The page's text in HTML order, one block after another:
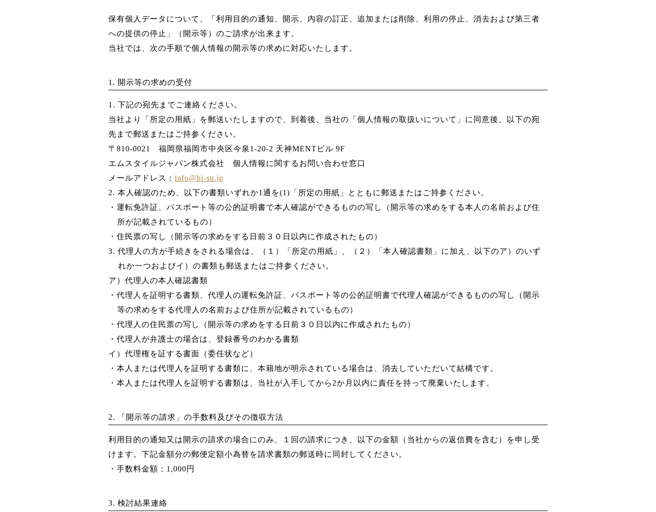
保有個人データについて、「利用目的の通知、開示、内容の訂正、追加または削除、利用の停止、消去および第三者
への提供の停止」（開示等）のご請求が出来ます。
当社では、次の手順で個人情報の開示等の求めに対応いたします。
1. 開示等の求めの受付
1. 下記の宛先までご連絡ください。
当社より「所定の用紙」を郵送いたしますので、到着後、当社の「個人情報の取扱いについて」に同意後、以下の宛
先まで郵送またはご持参ください。
〒810-0021 福岡県福岡市中央区今泉1-20-2 天神MENTビル 9F
エムスタイルジャパン株式会社 個人情報に関するお問い合わせ窓口
メールアドレス： info@bi-su.jp
2. 本人確認のため、以下の書類いずれか1通を(1)「所定の用紙」とともに郵送またはご持参ください。
・運転免許証、パスポート等の公的証明書で本人確認ができるものの写し（開示等の求めをする本人の名前および住
所が記載されているもの）
・住民票の写し（開示等の求めをする日前３０日以内に作成されたもの）
3. 代理人の方が手続きをされる場合は、（１）「所定の用紙」、（２）「本人確認書類」に加え、以下のア）のいず
れか一つおよびイ）の書類も郵送またはご持参ください。
ア）代理人の本人確認書類
・代理人を証明する書類、代理人の運転免許証、パスポート等の公的証明書で代理人確認ができるものの写し（開示
等の求めをする代理人の名前および住所が記載されているもの）
・代理人の住民票の写し（開示等の求めをする日前３０日以内に作成されたもの）
・代理人が弁護士の場合は、登録番号のわかる書類
イ）代理権を証する書面（委任状など）
・本人または代理人を証明する書類に、本籍地が明示されている場合は、消去していただいて結構です。
・本人または代理人を証明する書類は、当社が入手してから2か月以内に責任を持って廃棄いたします。
2. 「開示等の請求」の手数料及びその徴収方法
利用目的の通知又は開示の請求の場合にのみ、１回の請求につき、以下の金額（当社からの返信費を含む）を申し受
けます。下記金額分の郵便定額小為替を請求書類の郵送時に同封してください。
・手数料金額：1,000円
3. 検討結果連絡